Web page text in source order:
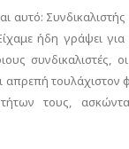
αυτό: Συνδικαλιστής
ήδη γράψει για
συνδικαλιστές,
απρεπή τουλάχιστον
τους,